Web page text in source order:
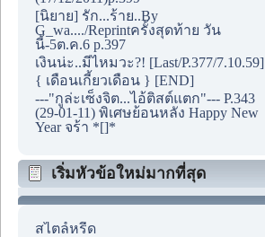
[นิยาย] รัก...ร้าย..By
G_wa..../Reprintครั้งสุดท้าย วัน
นี้-5ต.ค.6 p.397
เงินน่ะ..มีไหมวะ?! [Last/P.377/7.10.59]
{ เดือนเกี้ยวเดือน } [END]
---"กูล่ะเซ็งจิต...ไอ้ติสต์แตก"--- P.343
(29-01-11) พิเศษย้อนหลัง Happy New
Year จร้า *[]*
เริ่มหัวข้อใหม่มากที่สุด
สไตล์หรีด